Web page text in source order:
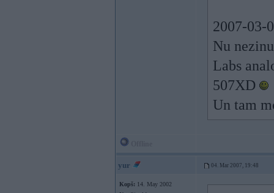
2007-03-
Nu
Labs
507XD
Un tam
yur 04. Mar 2007, 19:48
Kopš: 14. May 2002